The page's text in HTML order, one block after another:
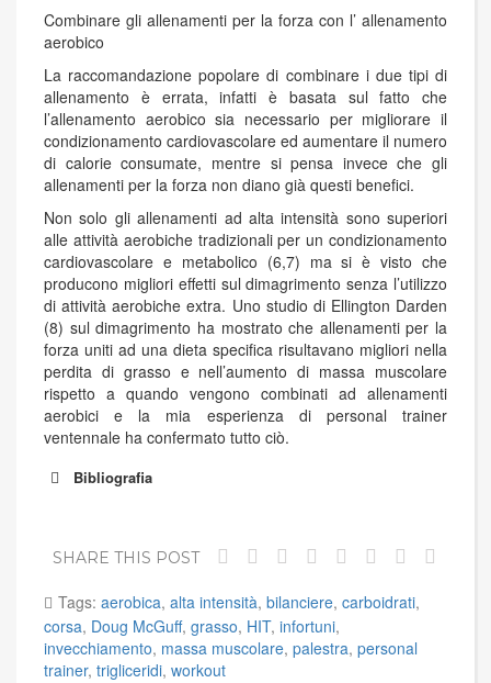
Combinare gli allenamenti per la forza con l’ allenamento
aerobico
La raccomandazione popolare di combinare i due tipi di
allenamento è errata, infatti è basata sul fatto che
l’allenamento aerobico sia necessario per migliorare il
condizionamento cardiovascolare ed aumentare il numero
di calorie consumate, mentre si pensa invece che gli
allenamenti per la forza non diano già questi benefici.
Non solo gli allenamenti ad alta intensità sono superiori
alle attività aerobiche tradizionali per un condizionamento
cardiovascolare e metabolico (6,7) ma si è visto che
producono migliori effetti sul dimagrimento senza l’utilizzo
di attività aerobiche extra. Uno studio di Ellington Darden
(8) sul dimagrimento ha mostrato che allenamenti per la
forza uniti ad una dieta specifica risultavano migliori nella
perdita di grasso e nell’aumento di massa muscolare
rispetto a quando vengono combinati ad allenamenti
aerobici e la mia esperienza di personal trainer
ventennale ha confermato tutto ciò.
Bibliografia
SHARE THIS POST
Tags: aerobica, alta intensità, bilanciere, carboidrati,
corsa, Doug McGuff, grasso, HIT, infortuni,
invecchiamento, massa muscolare, palestra, personal
trainer, trigliceridi, workout